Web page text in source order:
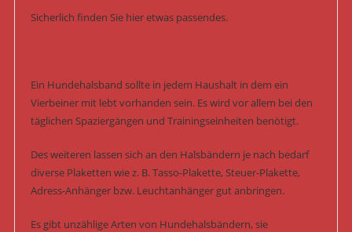
Sicherlich finden Sie hier etwas passendes.
Ein Hundehalsband sollte in jedem Haushalt in dem ein
Vierbeiner mit lebt vorhanden sein. Es wird vor allem bei den
täglichen Spaziergängen und Trainingseinheiten benötigt.
Des weiteren lassen sich an den Halsbändern je nach bedarf
diverse Plaketten wie z. B. Tasso-Plakette, Steuer-Plakette,
Adress-Anhänger bzw. Leuchtanhänger gut anbringen.
Es gibt unzählige Arten von Hundehalsbändern, sie